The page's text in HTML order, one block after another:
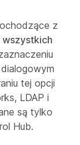
z
wszystkich
tej opcji
LDAP i
są tylko
Hub.